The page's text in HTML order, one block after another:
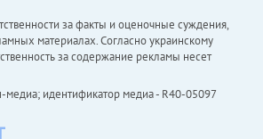
за факты и оценочные суждения,
материалах. Согласно украинскому
за содержание рекламы несет
медиа; идентификатор медиа - R40-05097